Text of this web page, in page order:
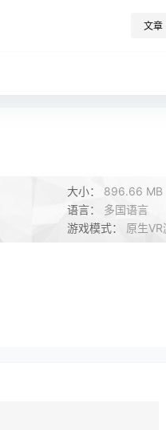
文章
大小： 896.66 MB
语言： 多国语言
游戏模式： 原生VR